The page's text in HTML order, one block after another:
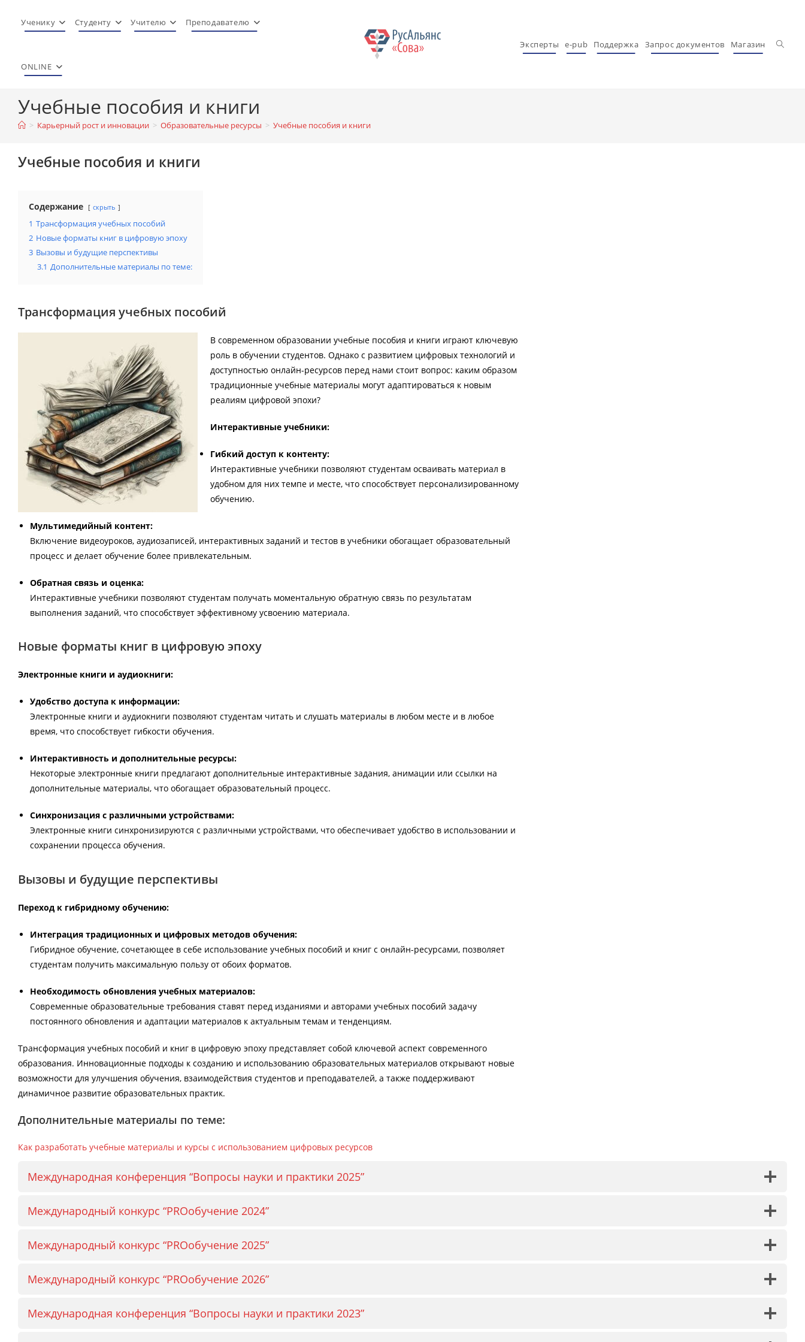
Ученику Студенту Учителю Преподавателю
ONLINE
Эксперты e-pub Поддержка Запрос документов Магазин
Учебные пособия и книги
> Карьерный рост и инновации > Образовательные ресурсы > Учебные пособия и книги
Учебные пособия и книги
Содержание скрыть
1 Трансформация учебных пособий
2 Новые форматы книг в цифровую эпоху
3 Вызовы и будущие перспективы
3.1 Дополнительные материалы по теме:
Трансформация учебных пособий
В современном образовании учебные пособия и книги играют ключевую
роль в обучении студентов. Однако с развитием цифровых технологий и
доступностью онлайн-ресурсов перед нами стоит вопрос: каким образом
традиционные учебные материалы могут адаптироваться к новым
реалиям цифровой эпохи?
Интерактивные учебники:
Гибкий доступ к контенту:
Интерактивные учебники позволяют студентам осваивать материал в
удобном для них темпе и месте, что способствует персонализированному
обучению.
Мультимедийный контент:
Включение видеоуроков, аудиозаписей, интерактивных заданий и тестов в учебники обогащает образовательный
процесс и делает обучение более привлекательным.
Обратная связь и оценка:
Интерактивные учебники позволяют студентам получать моментальную обратную связь по результатам
выполнения заданий, что способствует эффективному усвоению материала.
Новые форматы книг в цифровую эпоху
Электронные книги и аудиокниги:
Удобство доступа к информации:
Электронные книги и аудиокниги позволяют студентам читать и слушать материалы в любом месте и в любое
время, что способствует гибкости обучения.
Интерактивность и дополнительные ресурсы:
Некоторые электронные книги предлагают дополнительные интерактивные задания, анимации или ссылки на
дополнительные материалы, что обогащает образовательный процесс.
Синхронизация с различными устройствами:
Электронные книги синхронизируются с различными устройствами, что обеспечивает удобство в использовании и
сохранении процесса обучения.
Вызовы и будущие перспективы
Переход к гибридному обучению:
Интеграция традиционных и цифровых методов обучения:
Гибридное обучение, сочетающее в себе использование учебных пособий и книг с онлайн-ресурсами, позволяет
студентам получить максимальную пользу от обоих форматов.
Необходимость обновления учебных материалов:
Современные образовательные требования ставят перед изданиями и авторами учебных пособий задачу
постоянного обновления и адаптации материалов к актуальным темам и тенденциям.
Трансформация учебных пособий и книг в цифровую эпоху представляет собой ключевой аспект современного
образования. Инновационные подходы к созданию и использованию образовательных материалов открывают новые
возможности для улучшения обучения, взаимодействия студентов и преподавателей, а также поддерживают
динамичное развитие образовательных практик.
Дополнительные материалы по теме:
Как разработать учебные материалы и курсы с использованием цифровых ресурсов
Международная конференция “Вопросы науки и практики 2025”
Международный конкурс “PROобучение 2024”
Международный конкурс “PROобучение 2025”
Международный конкурс “PROобучение 2026”
Международная конференция “Вопросы науки и практики 2023”